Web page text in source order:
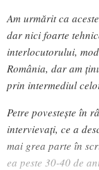
Am urmărit ca
dar nici foarte
interlocutorului,
România, dar am
prin intermediul
Petre povestește în
intervievați, ce a
mai grea parte în
ea peste 30-40 de